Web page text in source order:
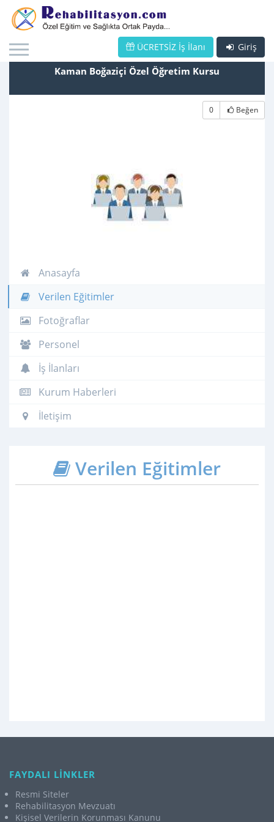
Giriş
ÜCRETSİZ İş İlanı
Kaman Boğaziçi Özel Öğretim Kursu
0 Beğen
Anasayfa
Verilen Eğitimler
Fotoğraflar
Personel
İş İlanları
Kurum Haberleri
İletişim
Verilen Eğitimler
FAYDALI LİNKLER
Resmi Siteler
Rehabilitasyon Mevzuatı
Kişisel Verilerin Korunması Kanunu